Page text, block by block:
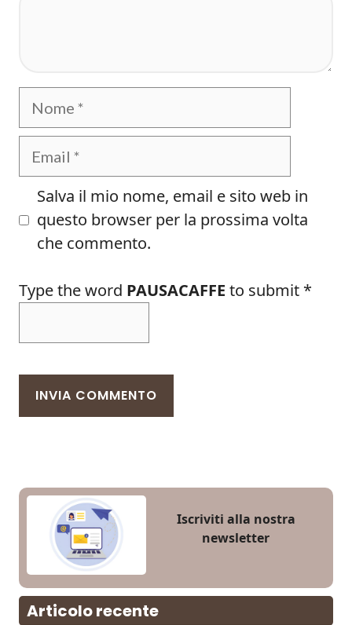
Nome
Email
Salva il mio nome, email e sito web in
questo browser per la prossima volta
che commento.
Type the word PAUSACAFFE to submit *
Iscriviti alla nostra
newsletter
Articolo recente